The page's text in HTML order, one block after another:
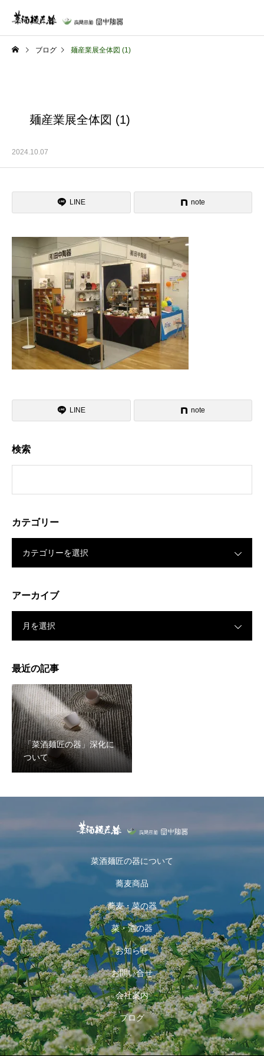
ブログ 麺産業展全体図 (1)
麺産業展全体図 (1)
2024.10.07
LINE note
LINE note
検索
カテゴリー
カテゴリーを選択
アーカイブ
月を選択
最近の記事
「菜酒麺匠の器」深化に
ついて
菜酒麺匠の器について
蕎麦商品
蕎麦・菜の器
菜・酒の器
お知らせ
お問い合せ
会社案内
ブログ